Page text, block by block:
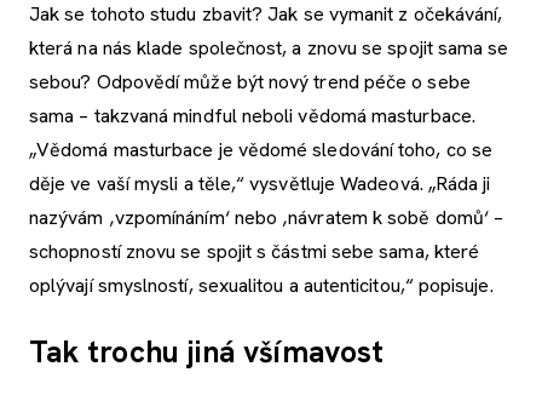
Jak se tohoto studu zbavit? Jak se vymanit z očekávání,
která na nás klade společnost, a znovu se spojit sama se
sebou? Odpovědí může být nový trend péče o sebe
sama – takzvaná mindful neboli vědomá masturbace.
„Vědomá masturbace je vědomé sledování toho, co se
děje ve vaší mysli a těle,“ vysvětluje Wadeová. „Ráda ji
nazývám ‚vzpomínáním‘ nebo ‚návratem k sobě domů‘ –
schopností znovu se spojit s částmi sebe sama, které
oplývají smyslností, sexualitou a autenticitou,“ popisuje.
Tak trochu jiná všímavost